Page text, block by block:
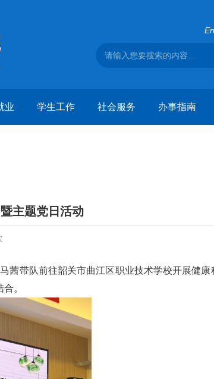
业 学生工作 社会服务 办事指南
主题党日活动
茜带队前往韶关市曲江区职业技术学校开展健康
。